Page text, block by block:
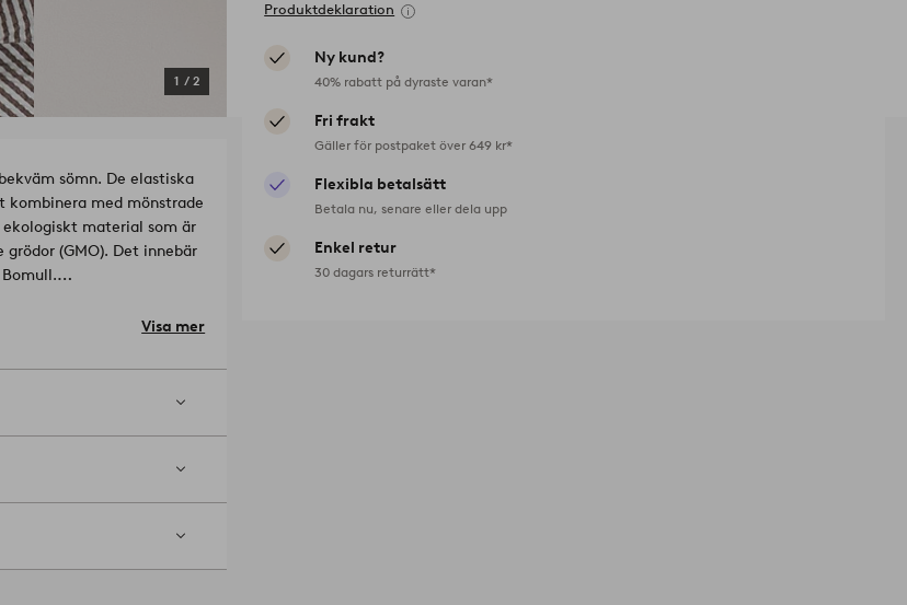
1 / 2
Produktdeklaration
Ny kund?
40% rabatt på dyraste varan*
Fri frakt
Gäller för postpaket över 649 kr*
Flexibla betalsätt
Betala nu, senare eller dela upp
Enkel retur
30 dagars returrätt*
sömn. De elastiska
kombinera med mönstrade
material som är
(GMO). Det innebär
Bomull.
Använd inte blekmedel.
(endast
Visa mer